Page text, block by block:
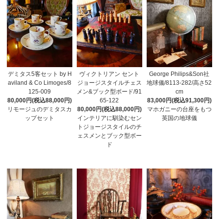
デミタス5客セット by H
aviland & Co Limoges/8
125-009
80,000円(税込88,000円)
リモージュのデミタスカ
ップセット
ヴィクトリアン セント
ジョージスタイルチェス
メン&ブック型ボード/91
65-122
80,000円(税込88,000円)
インテリアに馴染むセン
トジョージスタイルのチ
ェスメンとブック型ボー
ド
George Philips&Son社
地球儀/8113-282/高さ52
cm
83,000円(税込91,300円)
マホガニーの台座をもつ
英国の地球儀